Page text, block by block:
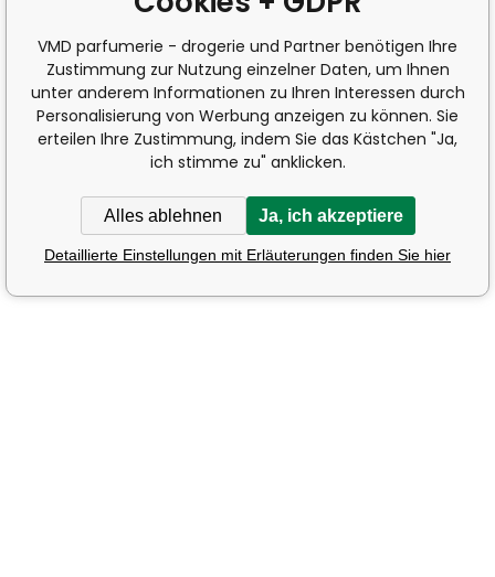
VMD parfumerie - drogerie und Partner benötigen Ihre
Zustimmung zur Nutzung einzelner Daten, um Ihnen
unter anderem Informationen zu Ihren Interessen durch
Personalisierung von Werbung anzeigen zu können. Sie
erteilen Ihre Zustimmung, indem Sie das Kästchen "Ja,
ich stimme zu" anklicken.
Alles ablehnen Ja, ich akzeptiere
Detaillierte Einstellungen mit Erläuterungen finden Sie hier